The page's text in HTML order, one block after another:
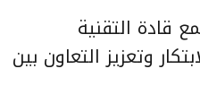
قادة التقنية
وتعزيز التعاون بين